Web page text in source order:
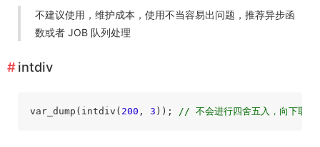
不建议使用，维护成本，使用不当容易出问题，推荐异步函
数或者 JOB 队列处理
intdiv
var_dump(intdiv( 200 , 3 )); // 不会进行四舍五入，向下取整